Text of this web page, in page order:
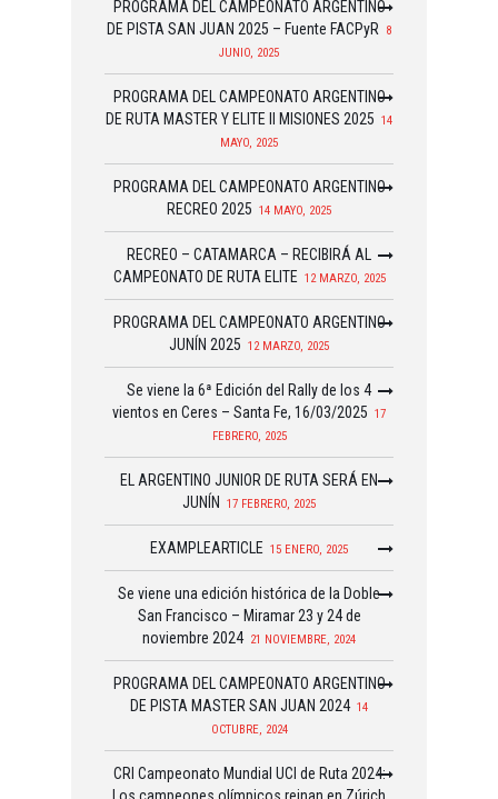
PROGRAMA DEL CAMPEONATO ARGENTINO
DE PISTA SAN JUAN 2025 – Fuente FACPyR
8
JUNIO, 2025
PROGRAMA DEL CAMPEONATO ARGENTINO
DE RUTA MASTER Y ELITE II MISIONES 2025 14
MAYO, 2025
PROGRAMA DEL CAMPEONATO ARGENTINO
RECREO 2025 14 MAYO, 2025
RECREO – CATAMARCA – RECIBIRÁ AL
CAMPEONATO DE RUTA ELITE 12 MARZO, 2025
PROGRAMA DEL CAMPEONATO ARGENTINO
JUNÍN 2025 12 MARZO, 2025
Se viene la 6ª Edición del Rally de los 4
vientos en Ceres – Santa Fe, 16/03/2025 17
FEBRERO, 2025
EL ARGENTINO JUNIOR DE RUTA SERÁ EN
JUNÍN 17 FEBRERO, 2025
EXAMPLEARTICLE 15 ENERO, 2025
Se viene una edición histórica de la Doble
San Francisco – Miramar 23 y 24 de
noviembre 2024 21 NOVIEMBRE, 2024
PROGRAMA DEL CAMPEONATO ARGENTINO
DE PISTA MASTER SAN JUAN 2024 14
OCTUBRE, 2024
CRI Campeonato Mundial UCI de Ruta 2024:
Los campeones olímpicos reinan en Zúrich